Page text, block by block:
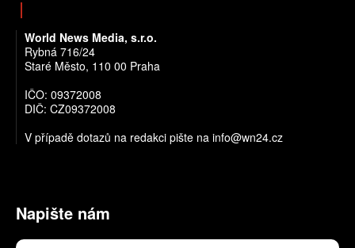
World News Media, s.r.o.
Rybná 716/24
Staré Město, 110 00 Praha
IČO: 09372008
DIČ: CZ09372008
V případě dotazů na redakci pište na info@wn24.cz
Napište nám